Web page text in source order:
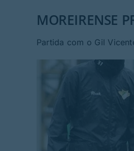
MOREIRENSE
Partida com o Gil